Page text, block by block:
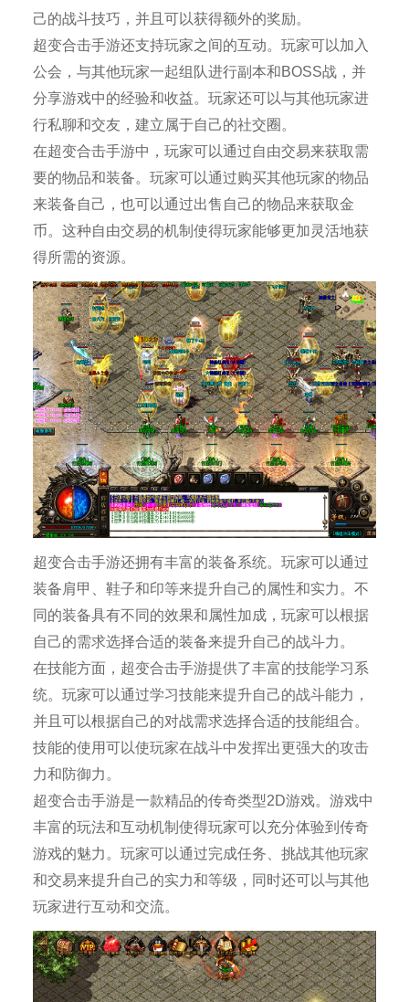
己的战斗技巧，并且可以获得额外的奖励。
超变合击手游还支持玩家之间的互动。玩家可以加入
公会，与其他玩家一起组队进行副本和BOSS战，并
分享游戏中的经验和收益。玩家还可以与其他玩家进
行私聊和交友，建立属于自己的社交圈。
在超变合击手游中，玩家可以通过自由交易来获取需
要的物品和装备。玩家可以通过购买其他玩家的物品
来装备自己，也可以通过出售自己的物品来获取金
币。这种自由交易的机制使得玩家能够更加灵活地获
得所需的资源。
超变合击手游还拥有丰富的装备系统。玩家可以通过
装备肩甲、鞋子和印等来提升自己的属性和实力。不
同的装备具有不同的效果和属性加成，玩家可以根据
自己的需求选择合适的装备来提升自己的战斗力。
在技能方面，超变合击手游提供了丰富的技能学习系
统。玩家可以通过学习技能来提升自己的战斗能力，
并且可以根据自己的对战需求选择合适的技能组合。
技能的使用可以使玩家在战斗中发挥出更强大的攻击
力和防御力。
超变合击手游是一款精品的传奇类型2D游戏。游戏中
丰富的玩法和互动机制使得玩家可以充分体验到传奇
游戏的魅力。玩家可以通过完成任务、挑战其他玩家
和交易来提升自己的实力和等级，同时还可以与其他
玩家进行互动和交流。